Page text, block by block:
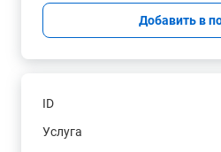
Добавить в
ID
Услуга